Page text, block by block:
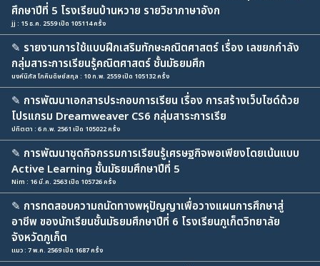
ศึกษาปีที่ 5 โรงเรียนบ้านหวาย รายวิชาภาษาอังก
jj : 15 ธ.ค. 2559 เปิด 105114 ครั้ง
✎ รายงานการใช้แบบฝึกเสริมทักษะคณิตศาสตร์ เรื่อง เลขยกกำลัง
กลุ่มสาระการเรียนรู้คณิตศาสตร์ ชั้นมัธยมศึก
นงค์นิภัส โภคินดิษย์สกุล : 10 ก.พ. 2559 เปิด 105132 ครั้ง
✎ การพัฒนาเอกสารประกอบการเรียน เรื่อง การสร้างเว็บไซด์ด้วย
โปรแกรม Dreamweaver CS6 กลุ่มสาระการเรีย
ปทิตตา : 6 ก.พ. 2561 เปิด 105022 ครั้ง
✎ การพัฒนาชุดกิจกรรมการเรียนรู้เศรษฐกิจพอเพียงโดยเน้นแบบ
Active Learning ชั้นมัธยมศึกษาปีที่ 5
Nim : 16 มี.ค. 2563 เปิด 105726 ครั้ง
✎ การทดสอบความถนัดทางพหุปัญญาเพื่อวางแผนการศึกษาสู่
อาชีพ ของนักเรียนชั้นมัธยมศึกษาปีที่ 6 โรงเรียนภูเก็ตวิทยาลัย
จังหวัดภูเก็ต
แมว : 7 พ.ค. 2569 เปิด 1687 ครั้ง